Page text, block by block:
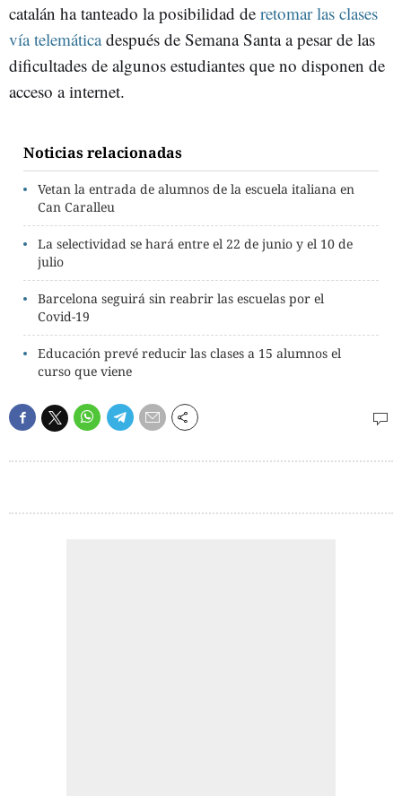
catalán ha tanteado la posibilidad de retomar las clases
vía telemáticadespués de Semana Santa a pesar de las
dificultades de algunos estudiantes que no disponen de
acceso a internet.
Noticias relacionadas
Vetan la entrada de alumnos de la escuela italiana en
Can Caralleu
La selectividad se hará entre el 22 de junio y el 10 de
julio
Barcelona seguirá sin reabrir las escuelas por el
Covid-19
Educación prevé reducir las clases a 15 alumnos el
curso que viene